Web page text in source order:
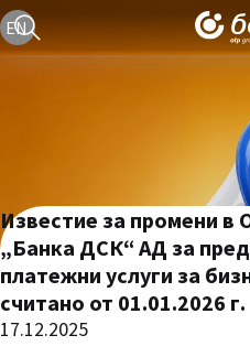
Текуща езикова версия е
EN
Известие за промени в
„Банка ДСК“ АД за
платежни услуги за
считано от 01.01.2026 г.
17.12.2025